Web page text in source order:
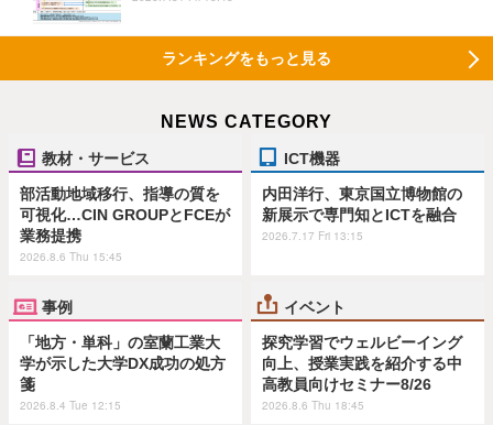
ランキングをもっと見る
NEWS CATEGORY
教材・サービス
部活動地域移行、指導の質を
可視化…CIN GROUPとFCEが
業務提携
2026.8.6 Thu 15:45
ICT機器
内田洋行、東京国立博物館の
新展示で専門知とICTを融合
2026.7.17 Fri 13:15
事例
「地方・単科」の室蘭工業大
学が示した大学DX成功の処方
箋
2026.8.4 Tue 12:15
イベント
探究学習でウェルビーイング
向上、授業実践を紹介する中
高教員向けセミナー8/26
2026.8.6 Thu 18:45